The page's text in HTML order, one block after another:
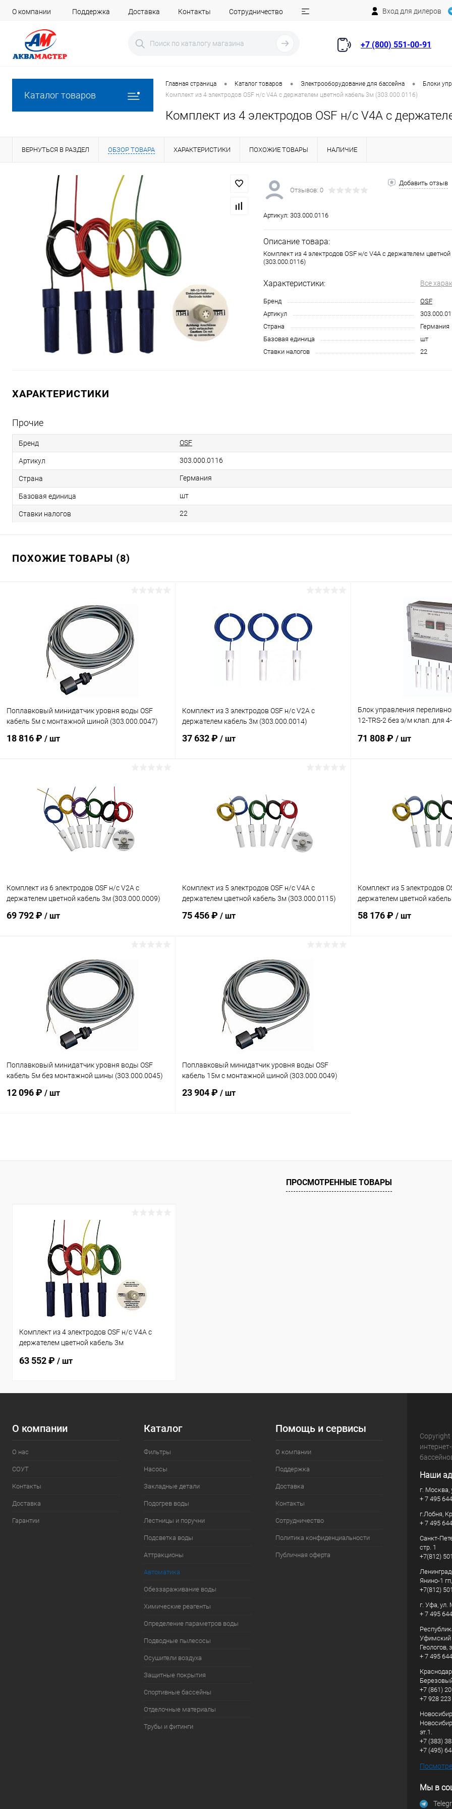
О компании Поддержка Доставка Контакты Сотрудничество Вход для дилеров
+7 (800) 551-00-91
Каталог товаров
Главная страница • Каталог товаров • Электрооборудование для бассейна • Блоки
Комплект из 4 электродов OSF н/с V4A с держателем цветной кабель 3м (303.000.0116)
Комплект из 4 электродов OSF н/с V4A с
ВЕРНУТЬСЯ В РАЗДЕЛ ОБЗОР ТОВАРА ХАРАКТЕРИСТИКИ ПОХОЖИЕ ТОВАРЫ НАЛИЧИЕ
Отзывов: 0
Добавить отзыв
Артикул: 303.000.0116
Описание товара:
Комплект из 4 электродов OSF н/с V4A с держателем
(303.000.0116)
Характеристики: Все
Бренд
OSF
Артикул
Страна
Германия
Базовая единица
шт
Ставки налогов
22
ХАРАКТЕРИСТИКИ
Прочие
Бренд OSF
Артикул 303.000.0116
Страна Германия
Базовая единица шт
Ставки налогов 22
ПОХОЖИЕ ТОВАРЫ (8)
Поплавковый минидатчик уровня воды OSF
кабель 5м с монтажной шиной (303.000.0047)
18 816 ₽ / шт
В избранное
К сравнению Под заказ
Комплект из 3 электродов OSF н/с V2A с
держателем кабель 3м (303.000.0014)
37 632 ₽ / шт
В избранное
К сравнению В наличии
Блок управления
12-TRS-2 без э/м клап. для
71 808 ₽ / шт
В избранное
К сравнению
Комплект из 6 электродов OSF н/с V2A с
держателем цветной кабель 3м (303.000.0009)
69 792 ₽ / шт
В корзину
В избранное
К сравнению В наличии
Комплект из 5 электродов OSF н/с V4A с
держателем цветной кабель 3м (303.000.0115)
75 456 ₽ / шт
В корзину
В избранное
К сравнению В наличии
Комплект из 5 электродов
держателем цветной
58 176 ₽ / шт
Поплавковый минидатчик уровня воды OSF
кабель 5м без монтажной шины (303.000.0045)
12 096 ₽ / шт
В избранное
Поплавковый минидатчик уровня воды OSF
кабель 15м с монтажной шиной (303.000.0049)
23 904 ₽ / шт
В избранное
В наличии
ПРОСМОТРЕННЫЕ ТОВАРЫ
Комплект из 4 электродов OSF н/с V4A с
держателем цветной кабель 3м
63 552 ₽ / шт
О компании
О нас
СОУТ
Контакты
Доставка
Гарантии
Каталог
Фильтры
Насосы
Закладные детали
Подогрев воды
Лестницы и поручни
Подсветка воды
Аттракционы
Автоматика
Обеззараживание воды
Химические реагенты
Определение параметров воды
Подводные пылесосы
Осушители воздуха
Защитные покрытия
Спортивные бассейны
Отделочные материалы
Трубы и фитинги
Помощь и сервисы
О компании
Поддержка
Доставка
Контакты
Сотрудничество
Политика конфиденциальности
Публичная оферта
Наши
г. Москва,
+ 7 495
г.Лобня,
+ 7 495
Санкт-
стр. 1
+7(812)
Янино-1
+7(812)
г. Уфа, ул.
+ 7 495
Уфимский
Геологов,
+ 7 495
+7 (861)
+7 928
эт.1.
+7 (383)
+7 (495)
Мы в